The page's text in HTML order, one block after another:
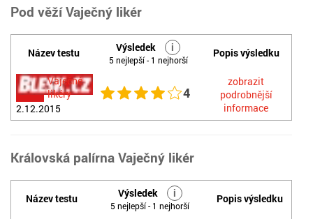
Pod věží Vaječný likér
Název testu Výsledek i
5 nejlepší - 1 nejhorší
Popis výsledku
Vaječné
likéry
2.12.2015
4
zobrazit
podrobnější
informace
Královská palírna Vaječný likér
Název testu Výsledek i
5 nejlepší - 1 nejhorší
Popis výsledku